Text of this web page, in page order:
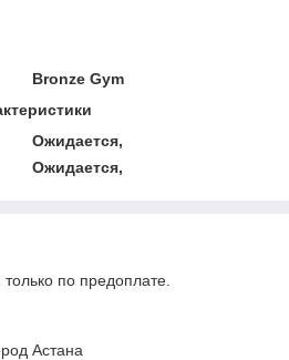
Bronze Gym
Ожидается,
Ожидается,
по предоплате.
Астана